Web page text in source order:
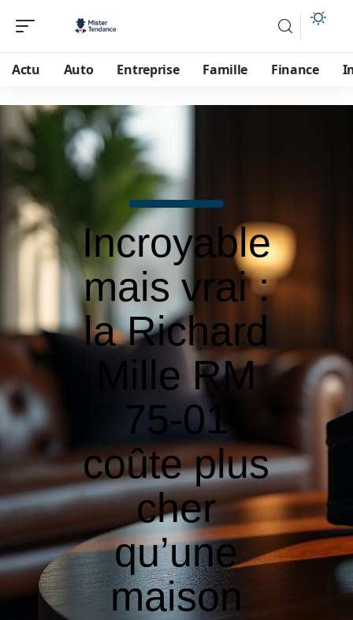
Actu Auto Entreprise Famille Finance
Incroyable
mais vrai :
la Richard
Mille RM
75-01
coûte plus
cher
qu’une
maison